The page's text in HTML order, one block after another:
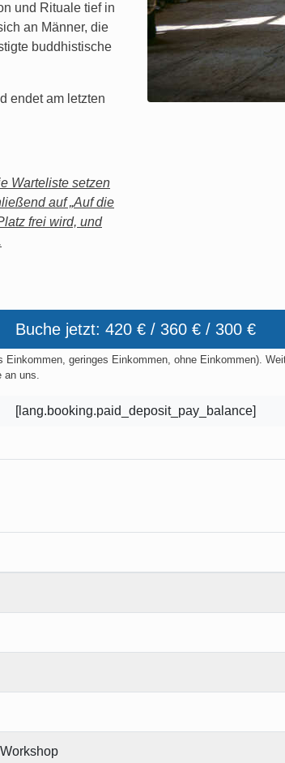
und Rituale tief in
an Männer, die
buddhistische
endet am letzten
Warteliste setzen
auf „Auf die
frei wird, und
Buche jetzt: 420 € / 360 € / 300 €
geringes Einkommen, ohne Einkommen).
an uns.
[lang.booking.paid_deposit_pay_balance]